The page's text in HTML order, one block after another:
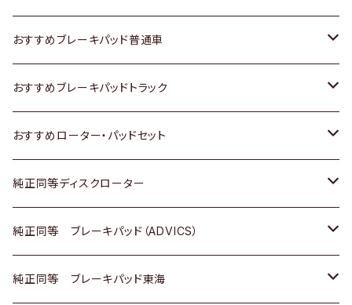
日産
いすゞ
ダイハツ
マツダ
三菱
スバル
スズキ
日産
いすゞ
ダイハツ
マツダ
三菱
スズキ
日産
いすゞ
ダイハツ
三菱
日野
トヨタ
ホンダ
スズキ
日産
ダイハツ
マツダ
おすすめブレーキパッド普通車
トヨタ
ホンダ
スズキ
日産
いすゞ
おすすめブレーキパッドトラック
トヨタ
日産
いすゞ
ダイハツ
おすすめローター・パッドセット
トヨタ
ホンダ
スズキ
純正同等ディスクローター
トヨタ
ホンダ
純正同等 ブレーキパッド（ADVICS）
トヨタ
純正同等 ブレーキパッド東海